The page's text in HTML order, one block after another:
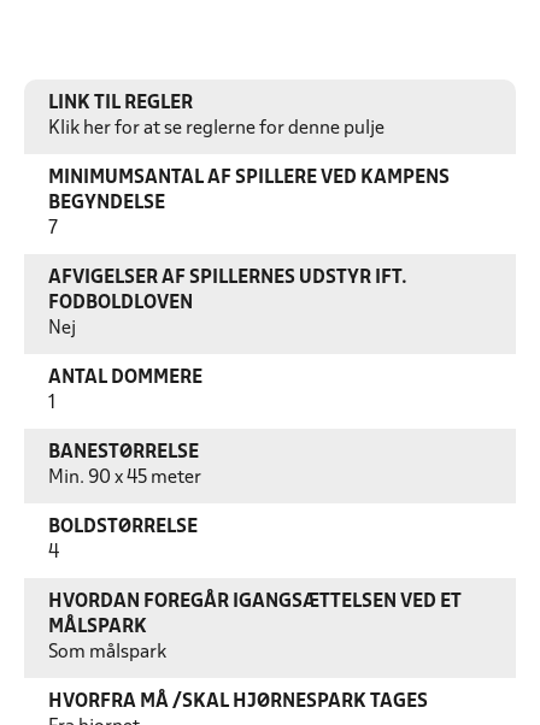
LINK TIL REGLER
Klik her for at se reglerne for denne pulje
MINIMUMSANTAL AF SPILLERE VED KAMPENS
BEGYNDELSE
7
AFVIGELSER AF SPILLERNES UDSTYR IFT.
FODBOLDLOVEN
Nej
ANTAL DOMMERE
BANESTØRRELSE
Min. 90 x 45 meter
BOLDSTØRRELSE
4
HVORDAN FOREGÅR IGANGSÆTTELSEN VED ET
MÅLSPARK
Som målspark
HVORFRA MÅ /SKAL HJØRNESPARK TAGES